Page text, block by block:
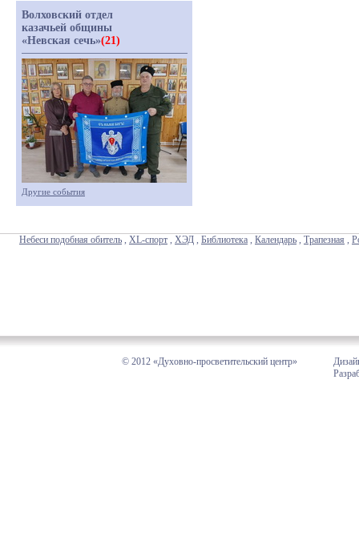
Волховский отдел
казачьей общины
«Невская сечь»(21)
Другие события
Небеси подобная обитель , XL-спорт , ХЭД , Библиотека , Календарь , Трапезная ,
© 2012 «Духовно-просветительский центр»